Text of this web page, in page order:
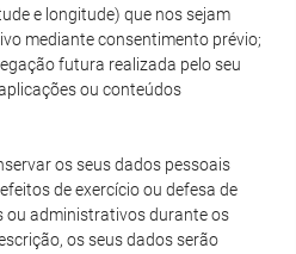
e longitude) que nos sejam
mediante consentimento prévio;
futura realizada pelo seu
ou conteúdos
os seus dados pessoais
de exercício ou defesa de
ou administrativos durante os
os seus dados serão